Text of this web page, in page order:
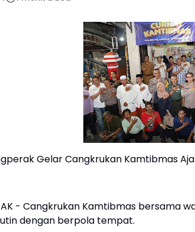
Gelar Cangkrukan Kamtibmas
- Cangkrukan Kamtibmas bersama
dengan berpola tempat.